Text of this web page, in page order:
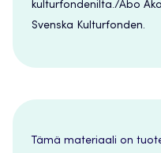
kulturfondenilta./Åbo
Svenska Kulturfonden.
Tämä materiaali on